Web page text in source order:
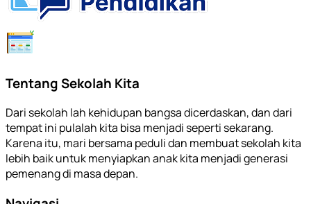
Tentang Sekolah Kita
Dari sekolah lah kehidupan bangsa dicerdaskan, dan dari
tempat ini pulalah kita bisa menjadi seperti sekarang.
Karena itu, mari bersama peduli dan membuat sekolah kita
lebih baik untuk menyiapkan anak kita menjadi generasi
pemenang di masa depan.